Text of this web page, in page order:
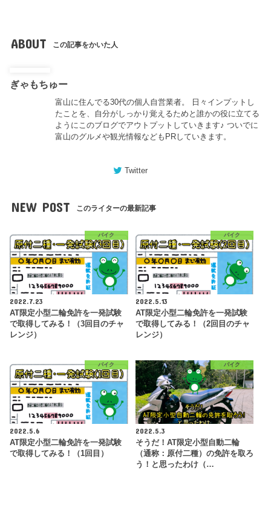
ABOUT この記事をかいた人
ぎゃもちゅー
富山に住んでる30代の個人自営業者。 日々インプットし
たことを、自分がしっかり覚えるためと誰かの役に立てる
ようにこのブログでアウトプットしていきます♪ ついでに
富山のグルメや観光情報などもPRしていきます。
Twitter
NEW POST このライターの最新記事
バイク
2022.7.23
AT限定小型二輪免許を一発試験
で取得してみる！（3回目のチャ
レンジ）
バイク
2022.5.13
AT限定小型二輪免許を一発試験
で取得してみる！（2回目のチャ
レンジ）
バイク
2022.5.6
AT限定小型二輪免許を一発試験
で取得してみる！（1回目）
バイク
2022.5.3
そうだ！AT限定小型自動二輪
（通称：原付二種）の免許を取ろ
う！と思ったわけ（…